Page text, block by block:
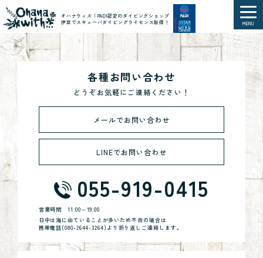
オハナウィズ｜PADI認定のダイビングショップ
伊豆でスキューバダイビングライセンス取得！
MENU
各種お問い合わせ
どうぞお気軽にご連絡ください！
メールでお問い合わせ
LINEでお問い合わせ
055-919-0415
営業時間11:00～19:00
日中は海に出ていることが多いため不在の場合は
携帯電話(080-2644-3264)より折り返しご連絡します。